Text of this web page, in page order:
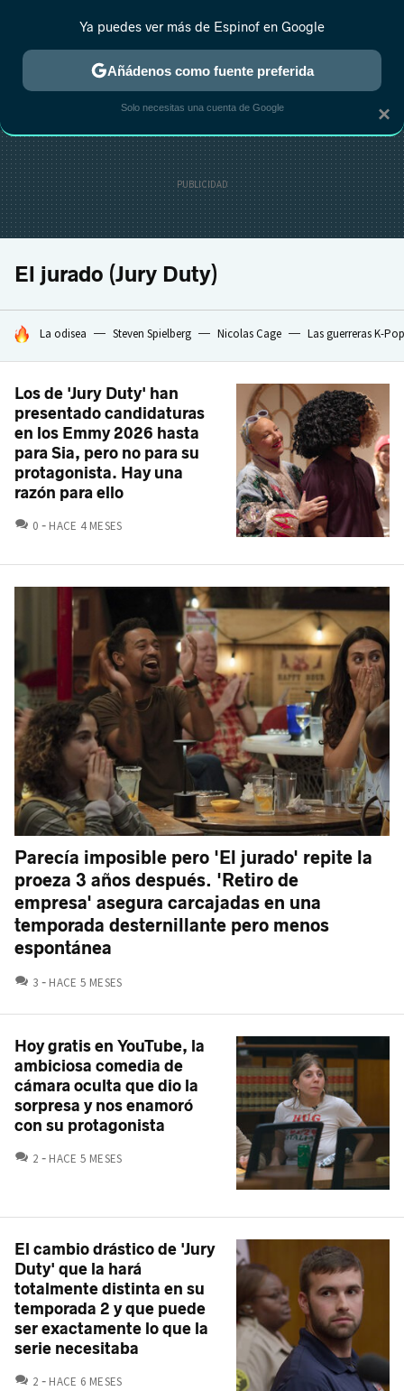
ESTRENOS REALITY ANIME RANKINGS CINE
El jurado (Jury Duty)
HOY SE HABLA DE
La odisea Steven Spielberg Nicolas Cage Las guerreras K-Pop
Los de 'Jury Duty' han
presentado candidaturas
en los Emmy 2026 hasta
para Sia, pero no para su
protagonista. Hay una
razón para ello
0 COMENTARIOS
HACE 4 MESES
Parecía imposible pero 'El jurado' repite la
proeza 3 años después. 'Retiro de
empresa' asegura carcajadas en una
temporada desternillante pero menos
espontánea
3 COMENTARIOS
HACE 5 MESES
Hoy gratis en YouTube, la
ambiciosa comedia de
cámara oculta que dio la
sorpresa y nos enamoró
con su protagonista
2 COMENTARIOS
HACE 5 MESES
El cambio drástico de 'Jury
Duty' que la hará
totalmente distinta en su
temporada 2 y que puede
ser exactamente lo que la
serie necesitaba
2 COMENTARIOS
HACE 6 MESES
×
Ya puedes ver más de Espinof en Google
Añádenos como fuente preferida
Solo necesitas una cuenta de Google